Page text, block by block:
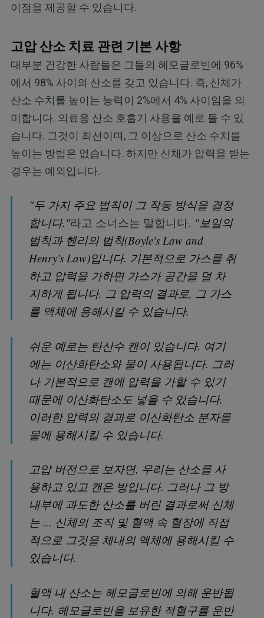
이점을 제공할 수 있습니다.
고압 산소 치료 관련 기본 사항
대부분 건강한 사람들은 그들의 헤모글로빈에 96%
에서 98% 사이의 산소를 갖고 있습니다. 즉, 신체가
산소 수치를 높이는 능력이 2%에서 4% 사이임을 의
미합니다. 의료용 산소 호흡기 사용을 예로 들 수 있
습니다. 그것이 최선이며, 그 이상으로 산소 수치를
높이는 방법은 없습니다. 하지만 신체가 압력을 받는
경우는 예외입니다.
"두 가지 주요 법칙이 그 작동 방식을 결정
합니다."라고 소너스는 말합니다. "보일의
법칙과 헨리의 법칙(Boyle's Law and
Henry's Law)입니다. 기본적으로 가스를 취
하고 압력을 가하면 가스가 공간을 덜 차
지하게 됩니다. 그 압력의 결과로, 그 가스
를 액체에 용해시킬 수 있습니다.
쉬운 예로는 탄산수 캔이 있습니다. 여기
에는 이산화탄소와 물이 사용됩니다. 그러
나 기본적으로 캔에 압력을 가할 수 있기
때문에 이산화탄소도 넣을 수 있습니다.
이러한 압력의 결과로 이산화탄소 분자를
물에 용해시킬 수 있습니다.
고압 버전으로 보자면, 우리는 산소를 사
용하고 있고 캔은 방입니다. 그러나 그 방
내부에 과도한 산소를 버린 결과로써 신체
는 ... 신체의 조직 및 혈액 속 혈장에 직접
적으로 그것을 체내의 액체에 용해시킬 수
있습니다.
혈액 내 산소는 헤모글로빈에 의해 운반됩
니다. 헤모글로빈을 보유한 적혈구를 운반